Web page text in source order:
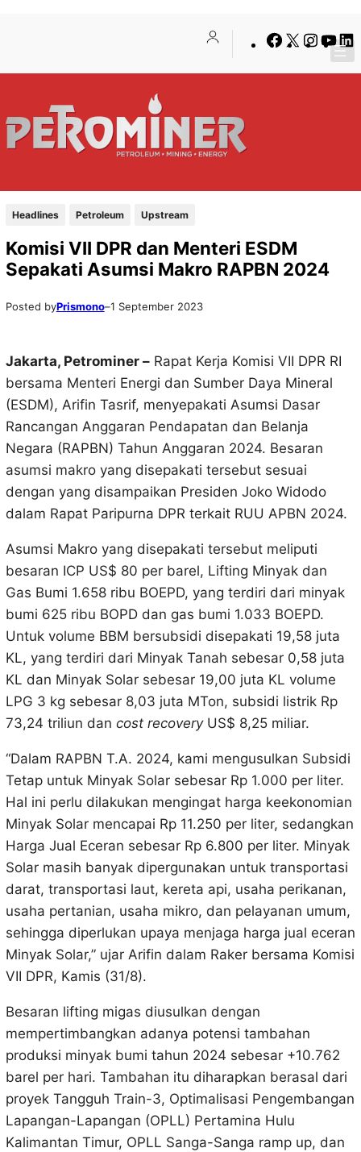
Facebook
X
Headlines Petroleum Upstream
Komisi VII DPR dan Menteri ESDM
Sepakati Asumsi Makro RAPBN 2024
Posted byPrismono–1 September 2023
Jakarta, Petrominer –Rapat Kerja Komisi VII DPR RI
bersama Menteri Energi dan Sumber Daya Mineral
(ESDM), Arifin Tasrif, menyepakati Asumsi Dasar
Rancangan Anggaran Pendapatan dan Belanja
Negara (RAPBN) Tahun Anggaran 2024. Besaran
asumsi makro yang disepakati tersebut sesuai
dengan yang disampaikan Presiden Joko Widodo
dalam Rapat Paripurna DPR terkait RUU APBN 2024.
Asumsi Makro yang disepakati tersebut meliputi
besaran ICP US$ 80 per barel, Lifting Minyak dan
Gas Bumi 1.658 ribu BOEPD, yang terdiri dari minyak
bumi 625 ribu BOPD dan gas bumi 1.033 BOEPD.
Untuk volume BBM bersubsidi disepakati 19,58 juta
KL, yang terdiri dari Minyak Tanah sebesar 0,58 juta
KL dan Minyak Solar sebesar 19,00 juta KL volume
LPG 3 kg sebesar 8,03 juta MTon, subsidi listrik Rp
73,24 triliun dan cost recoveryUS$ 8,25 miliar.
“Dalam RAPBN T.A. 2024, kami mengusulkan Subsidi
Tetap untuk Minyak Solar sebesar Rp 1.000 per liter.
Hal ini perlu dilakukan mengingat harga keekonomian
Minyak Solar mencapai Rp 11.250 per liter, sedangkan
Harga Jual Eceran sebesar Rp 6.800 per liter. Minyak
Solar masih banyak dipergunakan untuk transportasi
darat, transportasi laut, kereta api, usaha perikanan,
usaha pertanian, usaha mikro, dan pelayanan umum,
sehingga diperlukan upaya menjaga harga jual eceran
Minyak Solar,” ujar Arifin dalam Raker bersama Komisi
VII DPR, Kamis (31/8).
Besaran lifting migas diusulkan dengan
mempertimbangkan adanya potensi tambahan
produksi minyak bumi tahun 2024 sebesar +10.762
barel per hari. Tambahan itu diharapkan berasal dari
proyek Tangguh Train-3, Optimalisasi Pengembangan
Lapangan-Lapangan (OPLL) Pertamina Hulu
Kalimantan Timur, OPLL Sanga-Sanga ramp up, dan